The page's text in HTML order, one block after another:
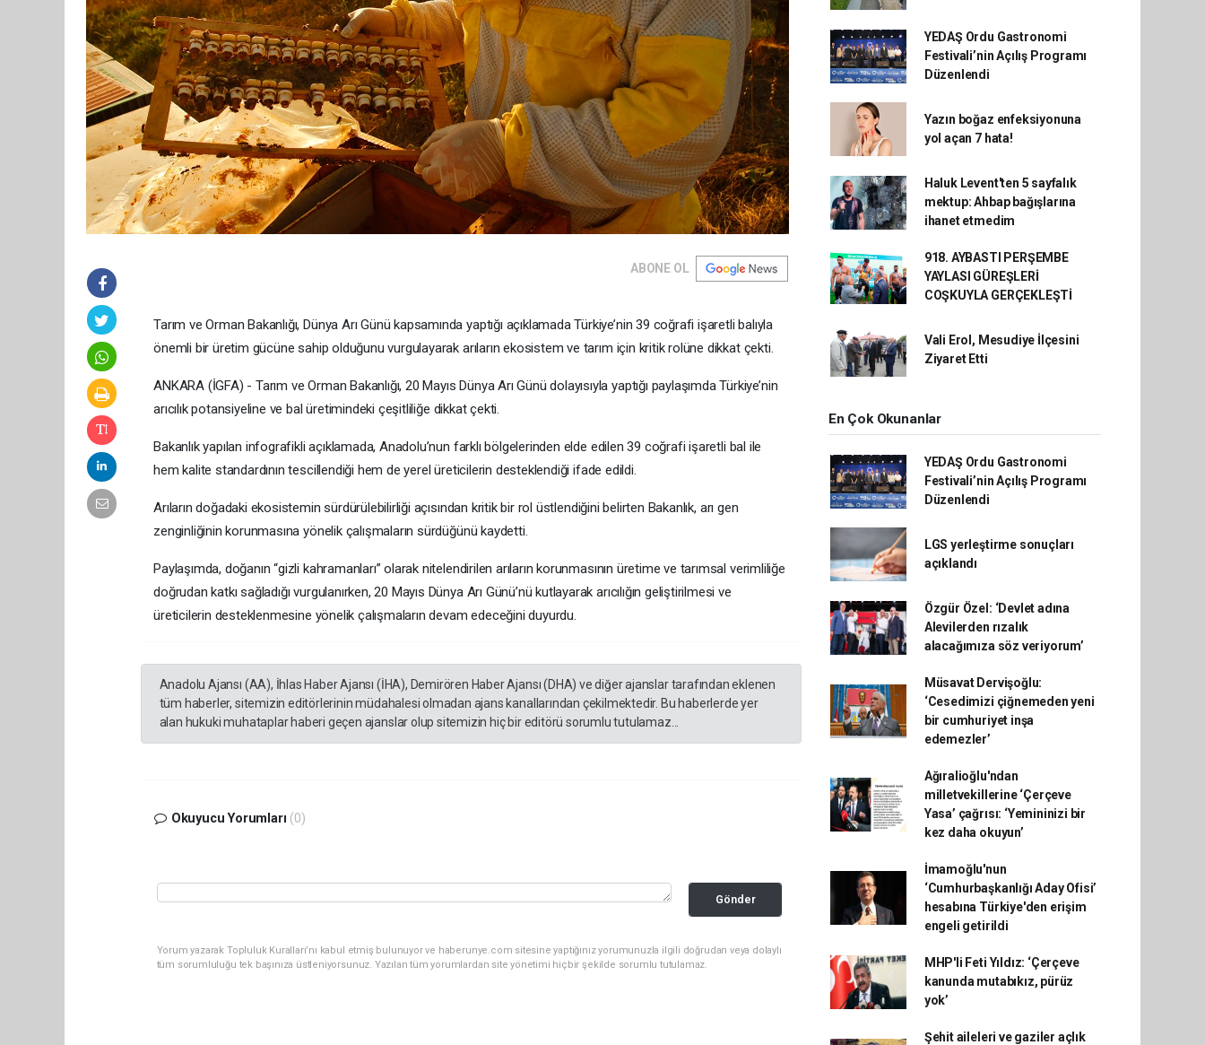
ABONE OL
Tarım ve Orman Bakanlığı, Dünya Arı Günü kapsamında yaptığı açıklamada Türkiye’nin 39 coğrafi işaretli balıyla
önemli bir üretim gücüne sahip olduğunu vurgulayarak arıların ekosistem ve tarım için kritik rolüne dikkat çekti.
ANKARA (İGFA) - Tarım ve Orman Bakanlığı, 20 Mayıs Dünya Arı Günü dolayısıyla yaptığı paylaşımda Türkiye’nin
arıcılık potansiyeline ve bal üretimindeki çeşitliliğe dikkat çekti.
Bakanlık yapılan infografikli açıklamada, Anadolu’nun farklı bölgelerinden elde edilen 39 coğrafi işaretli bal ile
hem kalite standardının tescillendiği hem de yerel üreticilerin desteklendiği ifade edildi.
Arıların doğadaki ekosistemin sürdürülebilirliği açısından kritik bir rol üstlendiğini belirten Bakanlık, arı gen
zenginliğinin korunmasına yönelik çalışmaların sürdüğünü kaydetti.
Paylaşımda, doğanın “gizli kahramanları” olarak nitelendirilen arıların korunmasının üretime ve tarımsal verimliliğe
doğrudan katkı sağladığı vurgulanırken, 20 Mayıs Dünya Arı Günü’nü kutlayarak arıcılığın geliştirilmesi ve
üreticilerin desteklenmesine yönelik çalışmaların devam edeceğini duyurdu.
Anadolu Ajansı (AA), İhlas Haber Ajansı (İHA), Demirören Haber Ajansı (DHA) ve diğer ajanslar tarafından eklenen
tüm haberler, sitemizin editörlerinin müdahalesi olmadan ajans kanallarından çekilmektedir. Bu haberlerde yer
alan hukuki muhataplar haberi geçen ajanslar olup sitemizin hiç bir editörü sorumlu tutulamaz...
Okuyucu Yorumları (0)
Gönder
Yorum yazarak Topluluk Kuralları’nı kabul etmiş bulunuyor ve haberunye.com sitesine yaptığınız yorumunuzla ilgili doğrudan veya dolaylı
tüm sorumluluğu tek başınıza üstleniyorsunuz. Yazılan tüm yorumlardan site yönetimi hiçbir şekilde sorumlu tutulamaz.
YEDAŞ Ordu Gastronomi
Festivali’nin Açılış Programı
Düzenlendi
Yazın boğaz enfeksiyonuna
yol açan 7 hata!
Haluk Levent'ten 5 sayfalık
mektup: Ahbap bağışlarına
ihanet etmedim
918. AYBASTI PERŞEMBE
YAYLASI GÜREŞLERİ
COŞKUYLA GERÇEKLEŞTİ
Vali Erol, Mesudiye İlçesini
Ziyaret Etti
En Çok Okunanlar
YEDAŞ Ordu Gastronomi
Festivali’nin Açılış Programı
Düzenlendi
LGS yerleştirme sonuçları
açıklandı
Özgür Özel: ‘Devlet adına
Alevilerden rızalık
alacağımıza söz veriyorum’
Müsavat Dervişoğlu:
‘Cesedimizi çiğnemeden yeni
bir cumhuriyet inşa
edemezler’
Ağıralioğlu'ndan
milletvekillerine ‘Çerçeve
Yasa’ çağrısı: ‘Yemininizi bir
kez daha okuyun’
İmamoğlu'nun
‘Cumhurbaşkanlığı Aday Ofisi’
hesabına Türkiye'den erişim
engeli getirildi
MHP'li Feti Yıldız: ‘Çerçeve
kanunda mutabıkız, pürüz
yok’
Şehit aileleri ve gaziler açlık